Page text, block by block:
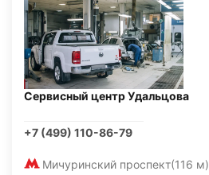
Сервисный центр Удальцова
+7 (499) 110-86-79
Мичуринский проспект(116 м)